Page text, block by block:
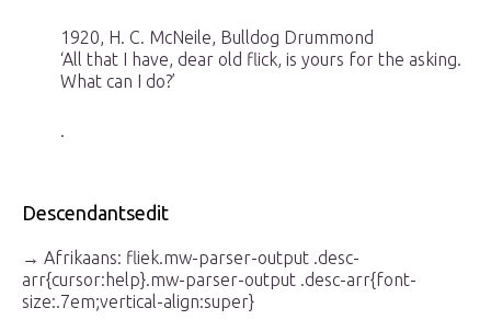
1920, H. C. McNeile, Bulldog Drummond
‘All that I have, dear old flick, is yours for the asking.
What can I do?’
.
Descendantsedit
→ Afrikaans: fliek.mw-parser-output .desc-
arr{cursor:help}.mw-parser-output .desc-arr{font-
size:.7em;vertical-align:super}